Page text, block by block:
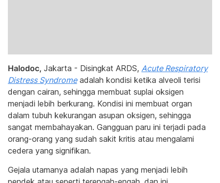
Halodoc, Jakarta - Disingkat ARDS, Acute Respiratory
Distress Syndromeadalah kondisi ketika alveoli terisi
dengan cairan, sehingga membuat suplai oksigen
menjadi lebih berkurang. Kondisi ini membuat organ
dalam tubuh kekurangan asupan oksigen, sehingga
sangat membahayakan. Gangguan paru ini terjadi pada
orang-orang yang sudah sakit kritis atau mengalami
cedera yang signifikan.
Gejala utamanya adalah napas yang menjadi lebih